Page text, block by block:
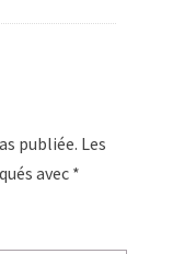
publiée. Les
avec *